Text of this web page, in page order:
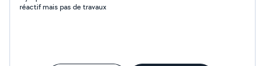
réactif mais pas de travaux